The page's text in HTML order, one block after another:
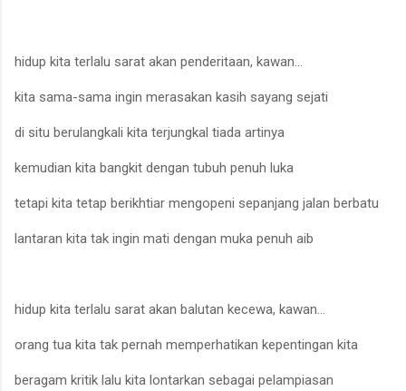
hidup kita terlalu sarat akan penderitaan, kawan...
kita sama-sama ingin merasakan kasih sayang sejati
di situ berulangkali kita terjungkal tiada artinya
kemudian kita bangkit dengan tubuh penuh luka
tetapi kita tetap berikhtiar mengopeni sepanjang jalan berbatu
lantaran kita tak ingin mati dengan muka penuh aib
hidup kita terlalu sarat akan balutan kecewa, kawan...
orang tua kita tak pernah memperhatikan kepentingan kita
beragam kritik lalu kita lontarkan sebagai pelampiasan